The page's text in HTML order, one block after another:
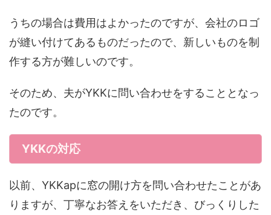
うちの場合は費用はよかったのですが、会社のロゴ
が縫い付けてあるものだったので、新しいものを制
作する方が難しいのです。
そのため、夫がYKKに問い合わせをすることとなっ
たのです。
YKKの対応
以前、YKKapに窓の開け方を問い合わせたことがあ
りますが、丁寧なお答えをいただき、びっくりした